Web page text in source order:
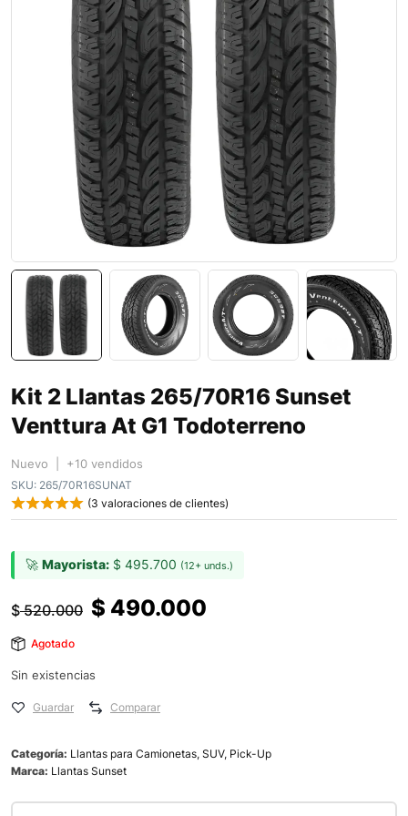
Kit 2 Llantas 265/70R16 Sunset
Venttura At G1 Todoterreno
Nuevo | +10 vendidos
SKU: 265/70R16SUNAT
(3 valoraciones de clientes)
🚀 Mayorista: $ 495.700 (12+ unds.)
$520.000 $ 490.000
Agotado
Sin existencias
Guardar Comparar
Categoría: Llantas para Camionetas, SUV, Pick-Up
Marca: Llantas Sunset